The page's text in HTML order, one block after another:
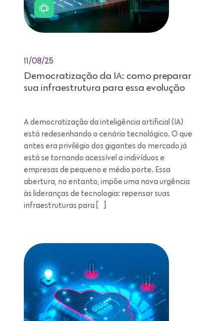
11/08/25
Democratização da IA: como preparar
sua infraestrutura para essa evolução
A democratização da inteligência artificial (IA)
está redesenhando o cenário tecnológico. O que
antes era privilégio dos gigantes do mercado já
está se tornando acessível a indivíduos e
empresas de pequeno e médio porte. Essa
abertura, no entanto, impõe uma nova urgência
às lideranças de tecnologia: repensar suas
infraestruturas para […]